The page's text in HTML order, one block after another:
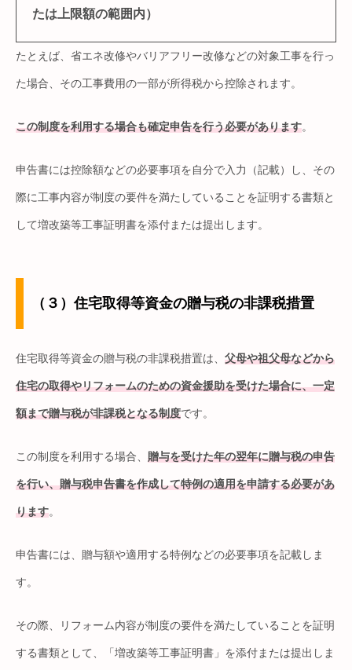
たは上限額の範囲内）
たとえば、省エネ改修やバリアフリー改修などの対象工事を行っ
た場合、その工事費用の一部が所得税から控除されます。
この制度を利用する場合も確定申告を行う必要があります。
申告書には控除額などの必要事項を自分で入力（記載）し、その
際に工事内容が制度の要件を満たしていることを証明する書類と
して増改築等工事証明書を添付または提出します。
（３）住宅取得等資金の贈与税の非課税措置
住宅取得等資金の贈与税の非課税措置は、 父母や祖父母などから
住宅の取得やリフォームのための資金援助を受けた場合に、一定
額まで贈与税が非課税となる制度です。
この制度を利用する場合、 贈与を受けた年の翌年に贈与税の申告
を行い、贈与税申告書を作成して特例の適用を申請する必要があ
ります。
申告書には、贈与額や適用する特例などの必要事項を記載しま
す。
その際、リフォーム内容が制度の要件を満たしていることを証明
する書類として、「増改築等工事証明書」を添付または提出しま